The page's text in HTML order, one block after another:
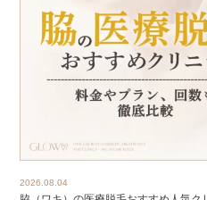
2026.08.04